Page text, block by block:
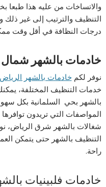
والاتساخات من عليه هذا طبعا
التنظيف والترتيب إلى غير
درجات النظافة في أقل وقت
خادمات بالشهر شمال
نوفر لكمخادمات بالشهر الرياض
خدمات التنظيف المختلفة،
بالشهر بحي السلمانية بكل
المواصفات التي تريدون
شغالات بالشهر شرق الرياض،
التنظيف بالشهر حتى يتمكن
راحة.
خادمات فلبينيات